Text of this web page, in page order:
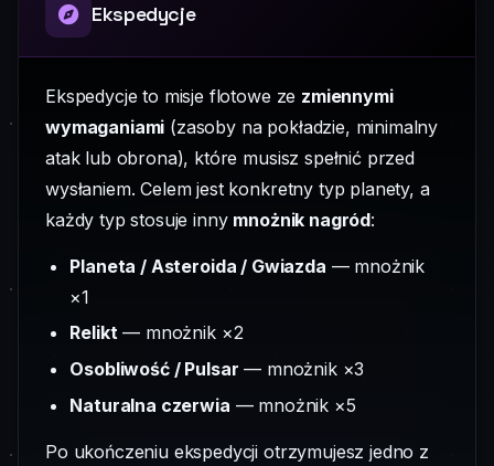
Ekspedycje
Ekspedycje to misje flotowe ze zmiennymi
wymaganiami (zasoby na pokładzie, minimalny
atak lub obrona), które musisz spełnić przed
wysłaniem. Celem jest konkretny typ planety, a
każdy typ stosuje inny mnożnik nagród:
Planeta / Asteroida / Gwiazda — mnożnik
×1
Relikt— mnożnik ×2
Osobliwość / Pulsar — mnożnik ×3
Naturalna czerwia — mnożnik ×5
Po ukończeniu ekspedycji otrzymujesz jedno z